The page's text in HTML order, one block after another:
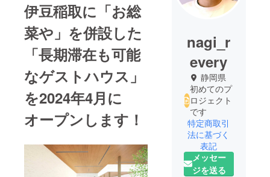
伊豆稲取に「お総
菜や」を併設した
「長期滞在も可能
なゲストハウス」
を2024年4月に
オープンします！
nagi_r
every
静岡県
初めてのプ
ロジェクト
です
特定商取引
法に基づく
表記
メッセー
ジを送る